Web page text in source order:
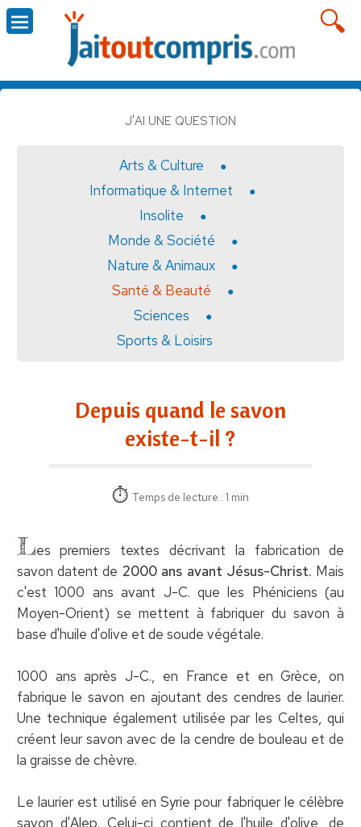
J'AI UNE QUESTION
Arts & Culture
Informatique & Internet
Insolite
Monde & Société
Nature & Animaux
Santé & Beauté
Sciences
Sports & Loisirs
Depuis quand le savon
existe-t-il ?
Temps de lecture : 1 min
Les premiers textes décrivant la fabrication de
savon datent de 2000 ans avant Jésus-Christ. Mais
c'est 1000 ans avant J-C. que les Phéniciens (au
Moyen-Orient) se mettent à fabriquer du savon à
base d'huile d'olive et de soude végétale.
1000 ans après J-C., en France et en Grèce, on
fabrique le savon en ajoutant des cendres de laurier.
Une technique également utilisée par les Celtes, qui
créent leur savon avec de la cendre de bouleau et de
la graisse de chèvre.
Le laurier est utilisé en Syrie pour fabriquer le célèbre
savon d'Alep. Celui-ci contient de l'huile d'olive, de